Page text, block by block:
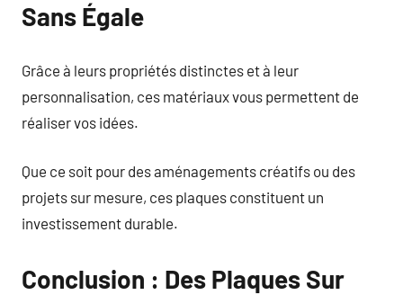
Sans Égale
Grâce à leurs propriétés distinctes et à leur
personnalisation, ces matériaux vous permettent de
réaliser vos idées.
Que ce soit pour des aménagements créatifs ou des
projets sur mesure, ces plaques constituent un
investissement durable.
Conclusion : Des Plaques Sur